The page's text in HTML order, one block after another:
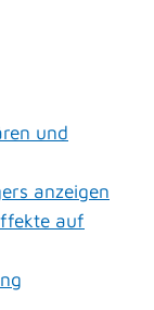
und
anzeigen
auf